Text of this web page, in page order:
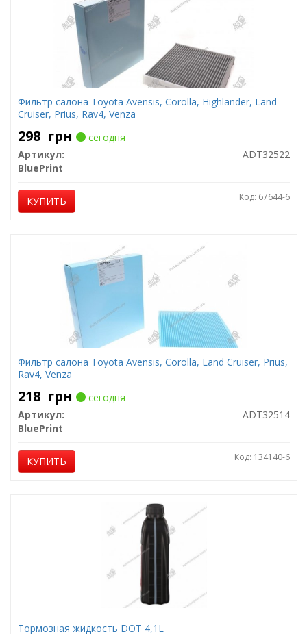
Фильтр салона Toyota Avensis, Corolla, Highlander, Land
Cruiser, Prius, Rav4, Venza
298 грн
сегодня
Артикул:
ADT32522
BluePrint
КУПИТЬ Код: 67644-6
Фильтр салона Toyota Avensis, Corolla, Land Cruiser, Prius,
Rav4, Venza
218 грн
сегодня
Артикул:
ADT32514
BluePrint
КУПИТЬ Код: 134140-6
Тормозная жидкость DOT 4,1L